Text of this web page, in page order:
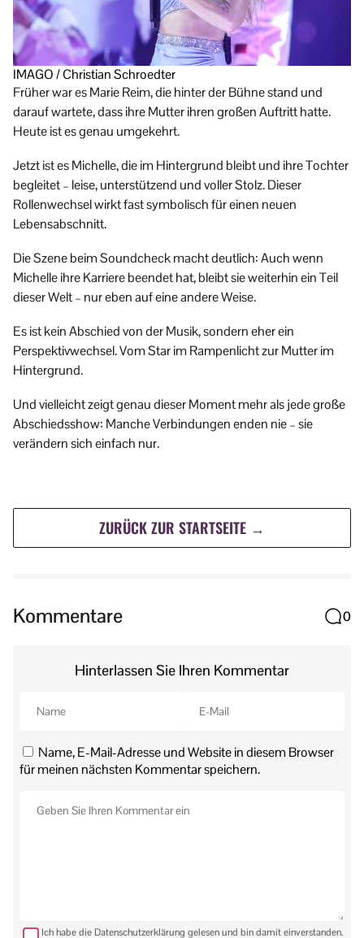
IMAGO / Christian Schroedter
Früher war es Marie Reim, die hinter der Bühne stand und
darauf wartete, dass ihre Mutter ihren großen Auftritt hatte.
Heute ist es genau umgekehrt.
Jetzt ist es Michelle, die im Hintergrund bleibt und ihre Tochter
begleitet – leise, unterstützend und voller Stolz. Dieser
Rollenwechsel wirkt fast symbolisch für einen neuen
Lebensabschnitt.
Die Szene beim Soundcheck macht deutlich: Auch wenn
Michelle ihre Karriere beendet hat, bleibt sie weiterhin ein Teil
dieser Welt – nur eben auf eine andere Weise.
Es ist kein Abschied von der Musik, sondern eher ein
Perspektivwechsel. Vom Star im Rampenlicht zur Mutter im
Hintergrund.
Und vielleicht zeigt genau dieser Moment mehr als jede große
Abschiedsshow: Manche Verbindungen enden nie – sie
verändern sich einfach nur.
ZURÜCK ZUR STARTSEITE →
Kommentare 0
Hinterlassen Sie Ihren Kommentar
Name, E-Mail-Adresse und Website in diesem Browser
für meinen nächsten Kommentar speichern.
Ich habe die Datenschutzerklärung gelesen und bin damit einverstanden.